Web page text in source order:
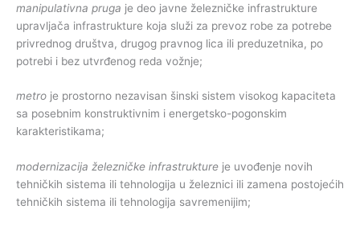
manipulativna pruga je deo javne železničke infrastrukture
upravljača infrastrukture koja služi za prevoz robe za potrebe
privrednog društva, drugog pravnog lica ili preduzetnika, po
potrebi i bez utvrđenog reda vožnje;
metro je prostorno nezavisan šinski sistem visokog kapaciteta
sa posebnim konstruktivnim i energetsko-pogonskim
karakteristikama;
modernizacija železničke infrastrukture je uvođenje novih
tehničkih sistema ili tehnologija u železnici ili zamena postojećih
tehničkih sistema ili tehnologija savremenijim;